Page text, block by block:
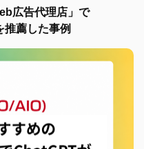
広告代理店」で
薦した事例